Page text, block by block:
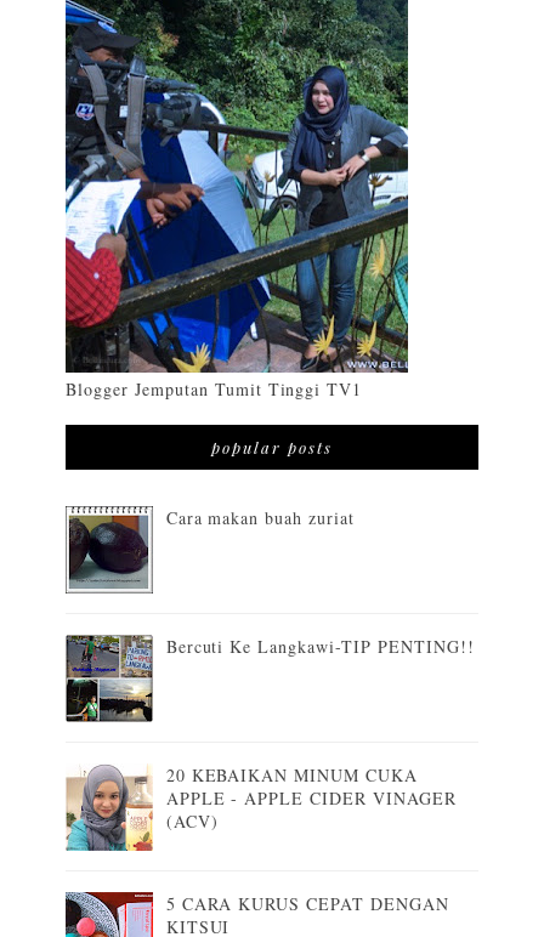
Blogger Jemputan Tumit Tinggi TV1
popular posts
Cara makan buah zuriat
Bercuti Ke Langkawi-TIP PENTING!!
20 KEBAIKAN MINUM CUKA
APPLE - APPLE CIDER VINAGER
(ACV)
5 CARA KURUS CEPAT DENGAN
KITSUI